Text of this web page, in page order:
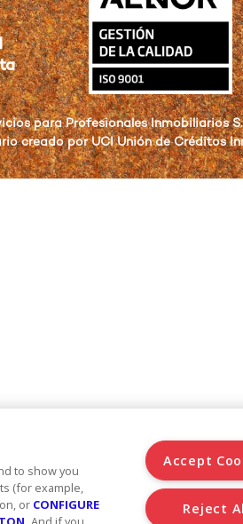
para Profesionales Inmobiliarios
creado por UCI Unión de Créditos
to show you
(for example,
or CONFIGURE
Accept
Reject